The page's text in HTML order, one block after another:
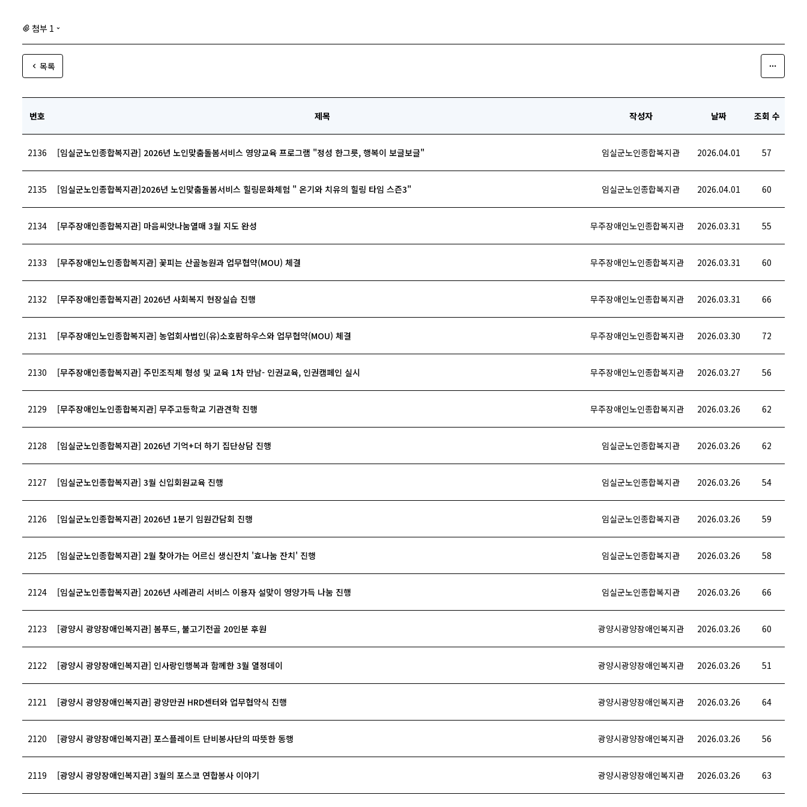
첨부 1
목록
번호 제목 작성자 날짜 조회 수
2136 [임실군노인종합복지관] 2026년 노인맞춤돌봄서비스 영양교육 프로그램 "정성 한그릇, 행복이 보글보글" 임실군노인종합복지관 2026.04.01 57
2135 [임실군노인종합복지관]2026년 노인맞춤돌봄서비스 힐링문화체험 " 온기와 치유의 힐링 타임 스즌3" 임실군노인종합복지관 2026.04.01 60
2134 [무주장애인종합복지관] 마음씨앗나눔열매 3월 지도 완성 무주장애인노인종합복지관 2026.03.31 55
2133 [무주장애인노인종합복지관] 꽃피는 산골농원과 업무협약(MOU) 체결 무주장애인노인종합복지관 2026.03.31 60
2132 [무주장애인종합복지관] 2026년 사회복지 현장실습 진행 무주장애인노인종합복지관 2026.03.31 66
2131 [무주장애인노인종합복지관] 농업회사법인(유)소호팜하우스와 업무협약(MOU) 체결 무주장애인노인종합복지관 2026.03.30 72
2130 [무주장애인종합복지관] 주민조직체 형성 및 교육 1차 만남- 인권교육, 인권캠페인 실시 무주장애인노인종합복지관 2026.03.27 56
2129 [무주장애인노인종합복지관] 무주고등학교 기관견학 진행 무주장애인노인종합복지관 2026.03.26 62
2128 [임실군노인종합복지관] 2026년 기억+더 하기 집단상담 진행 임실군노인종합복지관 2026.03.26 62
2127 [임실군노인종합복지관] 3월 신입회원교육 진행 임실군노인종합복지관 2026.03.26 54
2126 [임실군노인종합복지관] 2026년 1분기 임원간담회 진행 임실군노인종합복지관 2026.03.26 59
2125 [임실군노인종합복지관] 2월 찾아가는 어르신 생신잔치 '효나눔 잔치' 진행 임실군노인종합복지관 2026.03.26 58
2124 [임실군노인종합복지관] 2026년 사례관리 서비스 이용자 설맞이 영양가득 나눔 진행 임실군노인종합복지관 2026.03.26 66
2123 [광양시 광양장애인복지관] 봄푸드, 불고기전골 20인분 후원 광양시광양장애인복지관 2026.03.26 60
2122 [광양시 광양장애인복지관] 인사랑인행복과 함께한 3월 열정데이 광양시광양장애인복지관 2026.03.26 51
2121 [광양시 광양장애인복지관] 광양만권 HRD센터와 업무협약식 진행 광양시광양장애인복지관 2026.03.26 64
2120 [광양시 광양장애인복지관] 포스플레이트 단비봉사단의 따뜻한 동행 광양시광양장애인복지관 2026.03.26 56
2119 [광양시 광양장애인복지관] 3월의 포스코 연합봉사 이야기 광양시광양장애인복지관 2026.03.26 63